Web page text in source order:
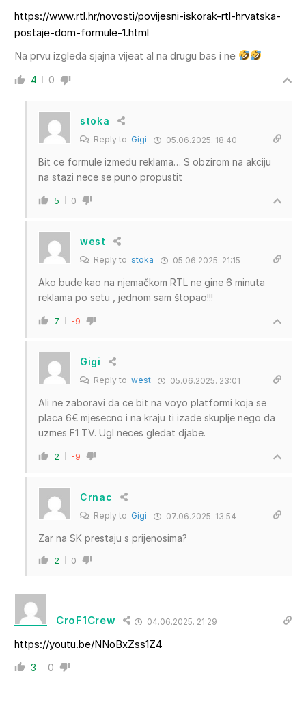
https://www.rtl.hr/novosti/povijesni-iskorak-rtl-hrvatska-
postaje-dom-formule-1.html
Na prvu izgleda sjajna vijeat al na drugu bas i ne
4 0
stoka
Reply to Gigi 05.06.2025. 18:40
Bit ce formule izmedu reklama… S obzirom na akciju
na stazi nece se puno propustit
5 0
west
Reply to stoka 05.06.2025. 21:15
Ako bude kao na njemačkom RTL ne gine 6 minuta
reklama po setu , jednom sam štopao!!!
7 -9
Gigi
Reply to west 05.06.2025. 23:01
Ali ne zaboravi da ce bit na voyo platformi koja se
placa 6€ mjesecno i na kraju ti izade skuplje nego da
uzmes F1 TV. Ugl neces gledat djabe.
2 -9
Crnac
Reply to Gigi 07.06.2025. 13:54
Zar na SK prestaju s prijenosima?
2 0
CroF1Crew 04.06.2025. 21:29
https://youtu.be/NNoBxZss1Z4
3 0